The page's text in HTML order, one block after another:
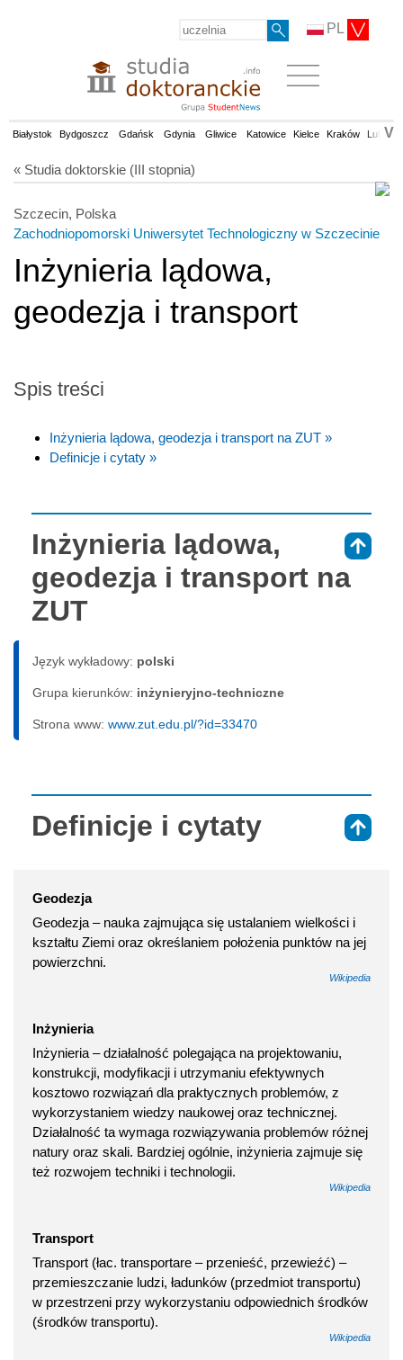
PL
Białystok Bydgoszcz Gdańsk Gdynia Gliwice Katowice Kielce Kraków Lublin
V
« Studia doktorskie (III stopnia)
Szczecin, Polska
Zachodniopomorski Uniwersytet Technologiczny w Szczecinie
Inżynieria lądowa,
geodezja i transport
Spis treści
Inżynieria lądowa, geodezja i transport na ZUT »
Definicje i cytaty »
Inżynieria lądowa,
geodezja i transport na
ZUT
Język wykładowy: polski
Grupa kierunków: inżynieryjno-techniczne
Strona www: www.zut.edu.pl/?id=33470
Definicje i cytaty
Geodezja
Geodezja – nauka zajmująca się ustalaniem wielkości i
kształtu Ziemi oraz określaniem położenia punktów na jej
powierzchni.
Wikipedia
Inżynieria
Inżynieria – działalność polegająca na projektowaniu,
konstrukcji, modyfikacji i utrzymaniu efektywnych
kosztowo rozwiązań dla praktycznych problemów, z
wykorzystaniem wiedzy naukowej oraz technicznej.
Działalność ta wymaga rozwiązywania problemów różnej
natury oraz skali. Bardziej ogólnie, inżynieria zajmuje się
też rozwojem techniki i technologii.
Wikipedia
Transport
Transport (łac. transportare – przenieść, przewieźć) –
przemieszczanie ludzi, ładunków (przedmiot transportu)
w przestrzeni przy wykorzystaniu odpowiednich środków
(środków transportu).
Wikipedia